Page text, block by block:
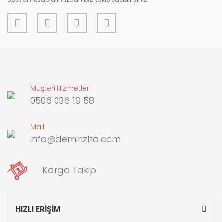
Müşteri Hizmetleri
0506 036 19 58
Mail
info@demirizltd.com
Kargo Takip
HIZLI ERİŞİM